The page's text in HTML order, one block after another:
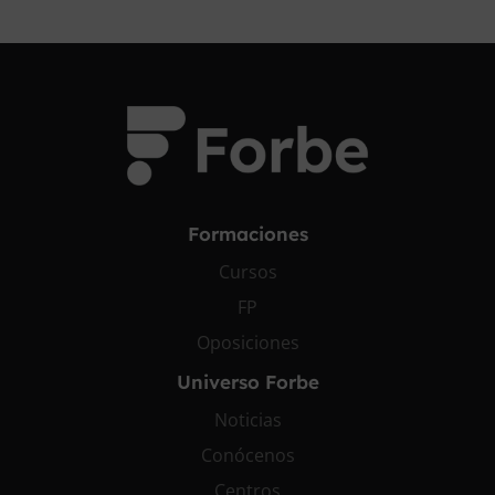
Formaciones
Cursos
FP
Oposiciones
Universo Forbe
Noticias
Conócenos